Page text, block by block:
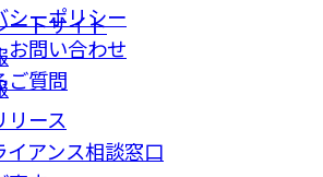
シーポリシー
お問い合わせ
ご質問
ートサイト
リース
イアンス相談窓⼝